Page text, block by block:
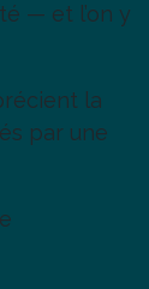
— et l’on y
la
par une